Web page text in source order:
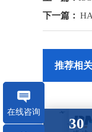
下一篇：
推荐相关
30
在线咨询